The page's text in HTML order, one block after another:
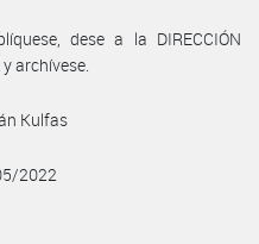
dese a la DIRECCIÓN
y archívese.
Kulfas
2022